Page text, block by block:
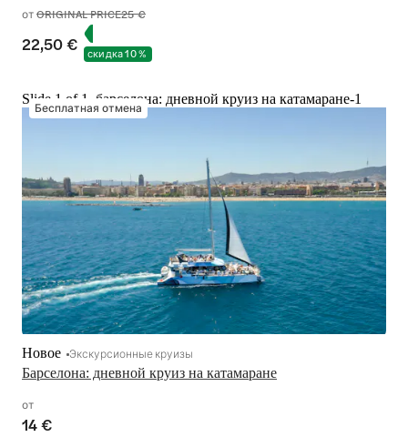
отORIGINAL PRICE25 €
22,50 € скидка 10 %
Бесплатная отмена
Slide 1 of 1, барселона: дневной круиз на катамаране-1
Барселона: дневной круиз на катамаране
Новое Экскурсионные круизы
от
14 €